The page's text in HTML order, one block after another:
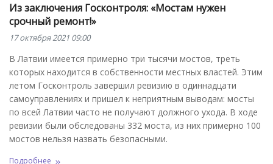
Из заключения Госконтроля: «Мостам нужен
срочный ремонт!»
17 октября 2021 09:00
В Латвии имеется примерно три тысячи мостов, треть
которых находится в собственности местных властей. Этим
летом Госконтроль завершил ревизию в одиннадцати
самоуправлениях и пришел к неприятным выводам: мосты
по всей Латвии часто не получают должного ухода. В ходе
ревизии были обследованы 332 моста, из них примерно 100
мостов нельзя назвать безопасными.
Подробнее